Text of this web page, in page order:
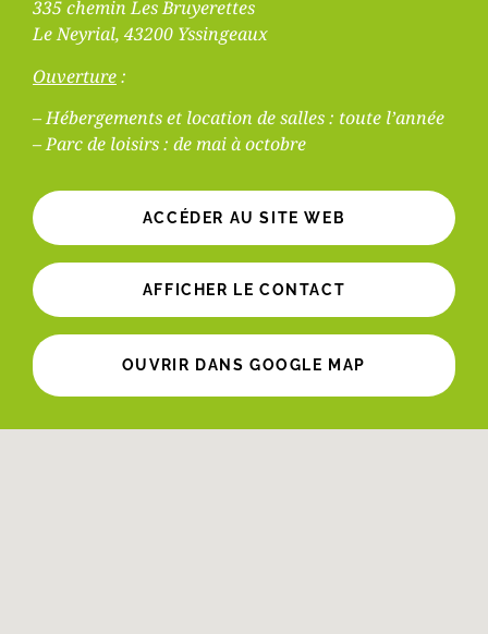
335 chemin Les Bruyerettes
Le Neyrial, 43200 Yssingeaux
Ouverture:
– Hébergements et location de salles : toute l’année
– Parc de loisirs : de mai à octobre
ACCÉDER AU SITE WEB
AFFICHER LE CONTACT
OUVRIR DANS GOOGLE MAP